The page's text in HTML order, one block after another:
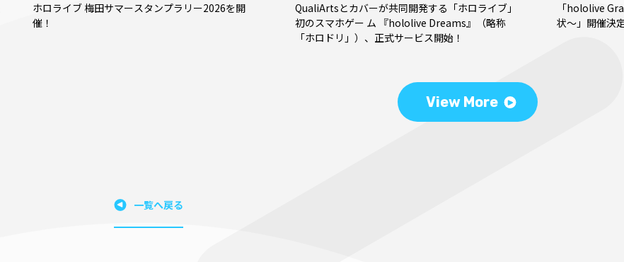
ホロライブ 梅田サマースタンプラリー2026を開
催！
QualiArtsとカバーが共同開発する「ホロライブ」
初のスマホゲー ム 『hololive Dreams』（略称
「ホロドリ」）、正式サービス開始！
「hololive
状～」開催決
View More
一覧へ戻る